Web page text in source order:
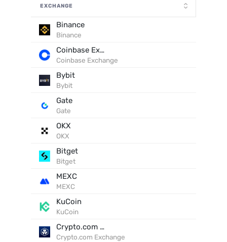
EXCHANGE
Binance
Binance
Coinbase Exchange
Coinbase Exchange
Bybit
Bybit
Gate
Gate
OKX
OKX
Bitget
Bitget
MEXC
MEXC
KuCoin
KuCoin
Crypto.com Exchange
Crypto.com Exchange